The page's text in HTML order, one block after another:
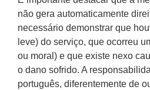
não gera automaticamente
necessário demonstrar que
leve) do serviço, que ocorreu
ou moral) e que existe nexo
o dano sofrido. A
português, diferentemente de